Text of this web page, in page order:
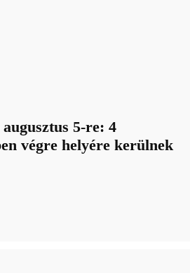
5-re: 4
végre helyére kerülnek